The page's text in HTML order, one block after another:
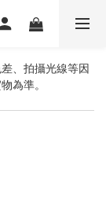
、拍攝光線等因
為準。